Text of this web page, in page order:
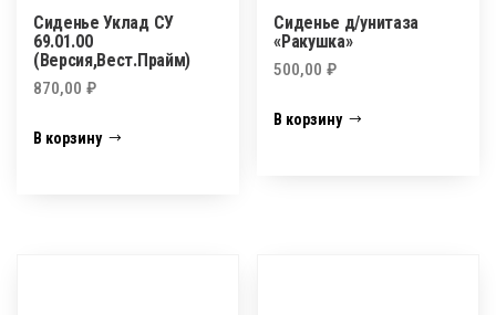
Сиденье Уклад СУ
69.01.00
(Версия,Вест.Прайм)
870,00 ₽
В корзину
Сиденье д/унитаза
«Ракушка»
500,00₽
В корзину